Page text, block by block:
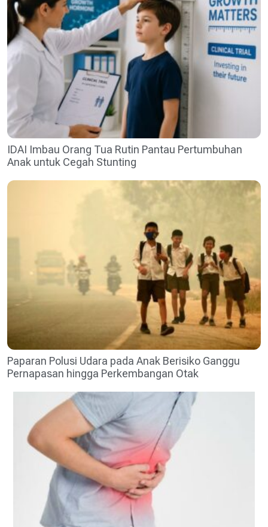
IDAI Imbau Orang Tua Rutin Pantau Pertumbuhan
Anak untuk Cegah Stunting
Paparan Polusi Udara pada Anak Berisiko Ganggu
Pernapasan hingga Perkembangan Otak